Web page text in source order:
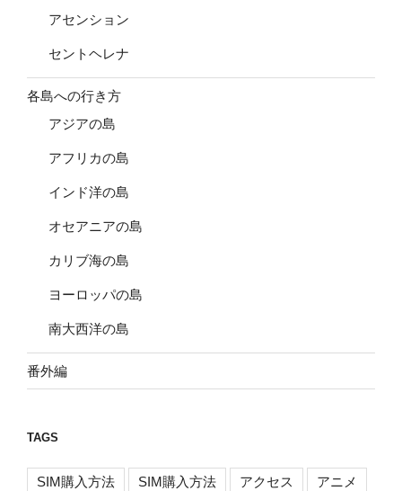
アセンション
セントヘレナ
各島への行き方
アジアの島
アフリカの島
インド洋の島
オセアニアの島
カリブ海の島
ヨーロッパの島
南大西洋の島
番外編
TAGS
SIM購入方法 SIM購入方法 アクセス アニメ